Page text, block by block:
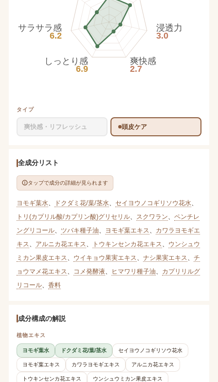
浸透力
3.0
爽快感
2.7
しっとり感
6.9
サラサラ感
6.2
タイプ
爽快感・リフレッシュ 頭皮ケア
全成分リスト
タップで成分の詳細が見られます
ヨモギ葉水 ドクダミ花/葉/茎水 セイヨウノコギリソウ花水
トリ(カプリル酸/カプリン酸)グリセリル、 スクワラン
ペンチレ
ングリコール、 ツバキ種子油 ヨモギ葉エキス
カワラヨモギエ
キス
アルニカ花エキス トウキンセンカ花エキス
ウンシュウ
ミカン果皮エキス
ウイキョウ果実エキス ナシ果実エキス
チ
ョウマメ花エキス
コメ発酵液 ヒマワリ種子油
カプリリルグ
リコール、 香料
成分構成の解説
植物エキス
ヨモギ葉水 ドクダミ花/葉/茎水 セイヨウノコギリソウ花水
ヨモギ葉エキス カワラヨモギエキス アルニカ花エキス
トウキンセンカ花エキス ウンシュウミカン果皮エキス